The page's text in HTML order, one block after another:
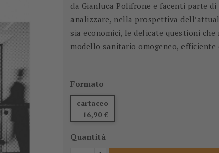
da Gianluca Polifrone e facenti parte
analizzare, nella prospettiva
sia economici, le delicate questioni
modello sanitario omogeneo, efficiente
Formato
cartaceo
16,90 €
Quantità